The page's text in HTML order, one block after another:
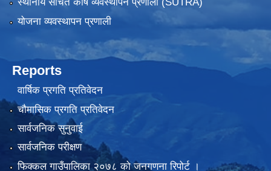
स्थानीय संचित कोष व्यवस्थापन प्रणाली (SUTRA)
योजना व्यवस्थापन प्रणाली
Reports
वार्षिक प्रगति प्रतिवेदन
चौमासिक प्रगति प्रतिवेदन
सार्वजनिक सुनुवाई
सार्वजनिक परीक्षण
फिक्कल गाउँपालिका २०७८ को जनगणना रिपोर्ट ।